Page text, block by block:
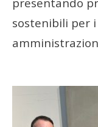
sostenibili per